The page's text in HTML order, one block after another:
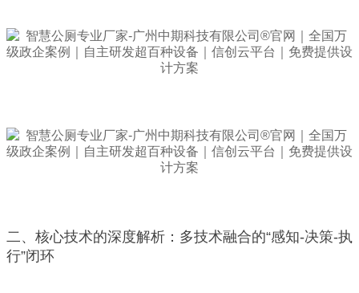
二、核心技术的深度解析：多技术融合的“感知-决策-执
行”闭环